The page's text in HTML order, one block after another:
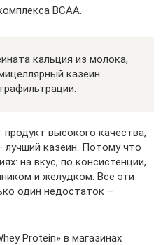
BCAA.
кальция из молока,
казеин
высокого качества,
казеин. Потому что
на вкус, по консистенции,
и желудком. Все эти
один недостаток –
Protein» в магазинах